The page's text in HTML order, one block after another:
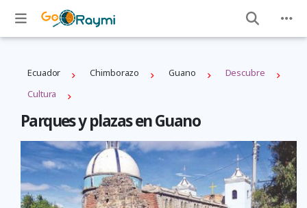
Ecuador Chimborazo Guano
Descubre
Cultura
Parques y plazas en Guano